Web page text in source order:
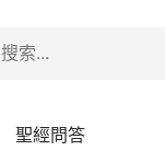
聖經問答